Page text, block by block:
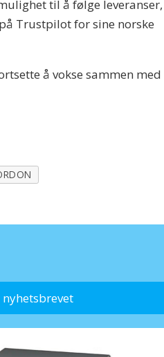
til å følge leveranser,
Trustpilot for sine norske
å vokse sammen med